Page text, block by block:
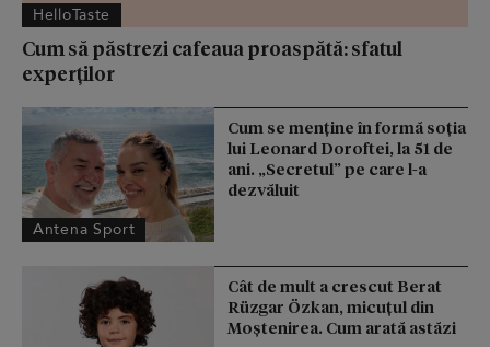
HelloTaste
Cum să păstrezi cafeaua proaspătă: sfatul
experților
Antena Sport
Cum se menţine în formă soţia
lui Leonard Doroftei, la 51 de
ani. „Secretul” pe care l-a
dezvăluit
Cât de mult a crescut Berat
Rüzgar Özkan, micuțul din
Moștenirea. Cum arată astăzi